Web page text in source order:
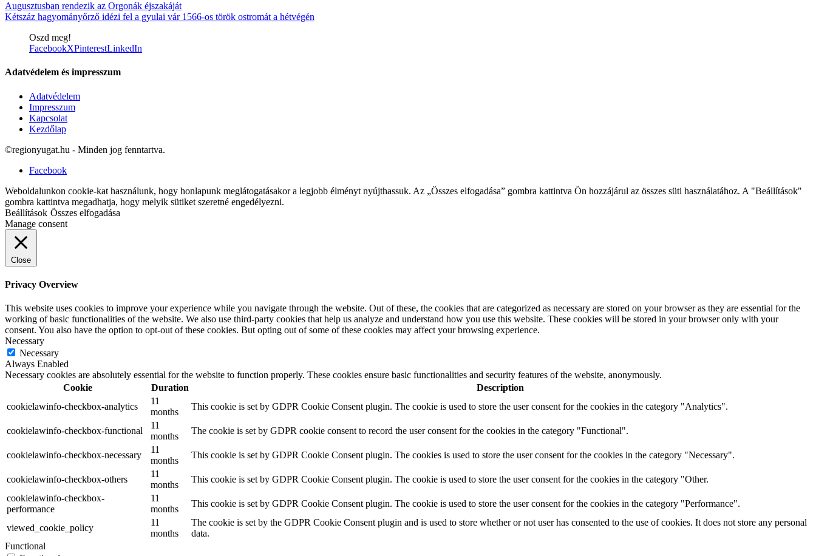
Augusztusban rendezik az Orgonák éjszakáját
Kétszáz hagyományőrző idézi fel a gyulai vár 1566-os török ostromát a hétvégén
Oszd meg!
FacebookXPinterestLinkedIn
Adatvédelem és impresszum
Adatvédelem
Impresszum
Kapcsolat
Kezdőlap
©regionyugat.hu - Minden jog fenntartva.
Facebook
Weboldalunkon cookie-kat használunk, hogy honlapunk meglátogatásakor a legjobb élményt nyújthassuk. Az „Összes elfogadása” gombra kattintva Ön hozzájárul az összes süti használatához. A "Beállítások"
gombra kattintva megadhatja, hogy melyik sütiket szeretné engedélyezni.
Beállítások Összes elfogadása
Manage consent
Close
Privacy Overview
This website uses cookies to improve your experience while you navigate through the website. Out of these, the cookies that are categorized as necessary are stored on your browser as they are essential for the
working of basic functionalities of the website. We also use third-party cookies that help us analyze and understand how you use this website. These cookies will be stored in your browser only with your
consent. You also have the option to opt-out of these cookies. But opting out of some of these cookies may affect your browsing experience.
Necessary
Necessary
Always Enabled
Necessary cookies are absolutely essential for the website to function properly. These cookies ensure basic functionalities and security features of the website, anonymously.
Cookie
Duration
Description
cookielawinfo-checkbox-analytics
11
months
This cookie is set by GDPR Cookie Consent plugin. The cookie is used to store the user consent for the cookies in the category "Analytics".
cookielawinfo-checkbox-functional
11
months
The cookie is set by GDPR cookie consent to record the user consent for the cookies in the category "Functional".
cookielawinfo-checkbox-necessary
11
months
This cookie is set by GDPR Cookie Consent plugin. The cookies is used to store the user consent for the cookies in the category "Necessary".
cookielawinfo-checkbox-others
11
months
This cookie is set by GDPR Cookie Consent plugin. The cookie is used to store the user consent for the cookies in the category "Other.
cookielawinfo-checkbox-
performance
11
months
This cookie is set by GDPR Cookie Consent plugin. The cookie is used to store the user consent for the cookies in the category "Performance".
viewed_cookie_policy
11
months
The cookie is set by the GDPR Cookie Consent plugin and is used to store whether or not user has consented to the use of cookies. It does not store any personal
data.
Functional